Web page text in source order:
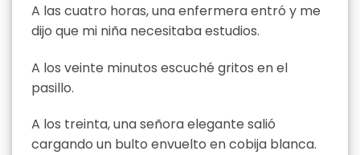
A las cuatro horas, una enfermera entró y me
dijo que mi niña necesitaba estudios.
A los veinte minutos escuché gritos en el
pasillo.
A los treinta, una señora elegante salió
cargando un bulto envuelto en cobija blanca.